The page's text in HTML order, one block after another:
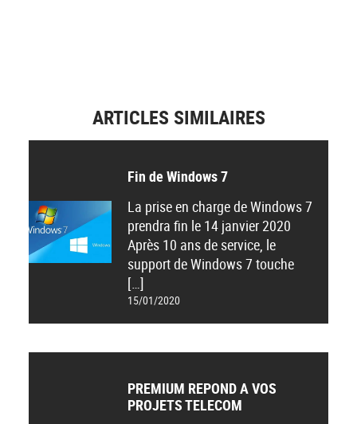
ARTICLES SIMILAIRES
Fin de Windows 7
La prise en charge de Windows 7
prendra fin le 14 janvier 2020
Après 10 ans de service, le
support de Windows 7 touche
[…]
15/01/2020
PREMIUM REPOND A VOS
PROJETS TELECOM